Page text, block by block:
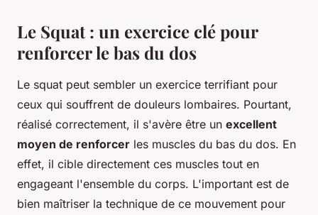
Le Squat : un exercice clé pour
renforcer le bas du dos
Le squat peut sembler un exercice terrifiant pour
ceux qui souffrent de douleurs lombaires. Pourtant,
réalisé correctement, il s'avère être un excellent
moyen de renforcer les muscles du bas du dos. En
effet, il cible directement ces muscles tout en
engageant l'ensemble du corps. L'important est de
bien maîtriser la technique de ce mouvement pour